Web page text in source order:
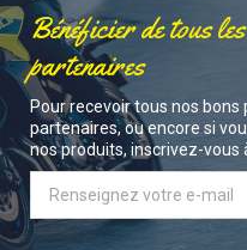
Bénéficier de tous
partenaires
Pour recevoir tous nos
partenaires, ou encore si
nos produits, inscrivez-vous